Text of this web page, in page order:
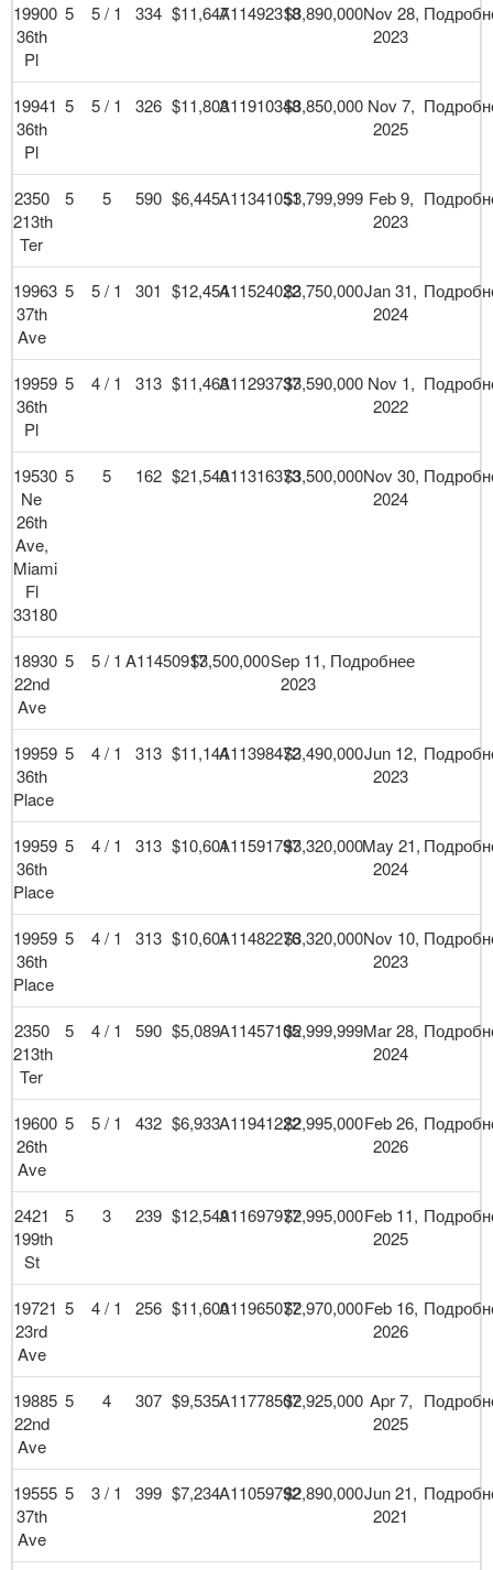
19900
36th
Pl
5 5 / 1 334 $11,647A11492318$3,890,000Nov 28,
2023
19941
36th
Pl
5 5 / 1 326 $11,803A11910348$3,850,000 Nov 7,
2025
2350
213th
Ter
5 5 590 $6,445A11341051$3,799,999 Feb 9,
2023
19963
37th
Ave
5 5 / 1 301 $12,454A11524022$3,750,000Jan 31,
2024
19959
36th
Pl
5 4 / 1 313 $11,463A11293737$3,590,000 Nov 1,
2022
19530
Ne
26th
Ave,
Miami
Fl
33180
5 5 162 $21,540A11316373$3,500,000Nov 30,
2024
18930
22nd
Ave
5 5 / 1 A11450917$3,500,000Sep 11,
2023
Подробнее
19959
36th
Place
5 4 / 1 313 $11,144A11398472$3,490,000Jun 12,
2023
19959
36th
Place
5 4 / 1 313 $10,601A11591797$3,320,000May 21,
2024
19959
36th
Place
5 4 / 1 313 $10,601A11482276$3,320,000Nov 10,
2023
2350
213th
Ter
5 4 / 1 590 $5,089A11457105$2,999,999Mar 28,
2024
19600
26th
Ave
5 5 / 1 432 $6,933A11941222$2,995,000Feb 26,
2026
2421
199th
St
5 3 239 $12,549A11697977$2,995,000Feb 11,
2025
19721
23rd
Ave
5 4 / 1 256 $11,600A11965077$2,970,000Feb 16,
2026
19885
22nd
Ave
5 4 307 $9,535A11778507$2,925,000 Apr 7,
2025
19555
37th
Ave
5 3 / 1 399 $7,234A11059792$2,890,000Jun 21,
2021